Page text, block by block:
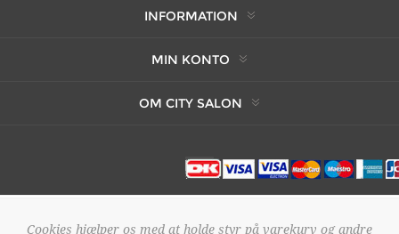
INFORMATION
MIN KONTO
OM CITY SALON
Cookies hjælper os med at holde styr på varekurv og andre